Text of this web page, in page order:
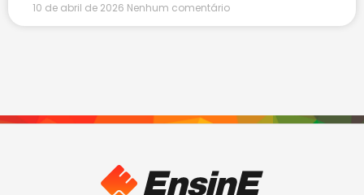
10 de abril de 2026 Nenhum comentário